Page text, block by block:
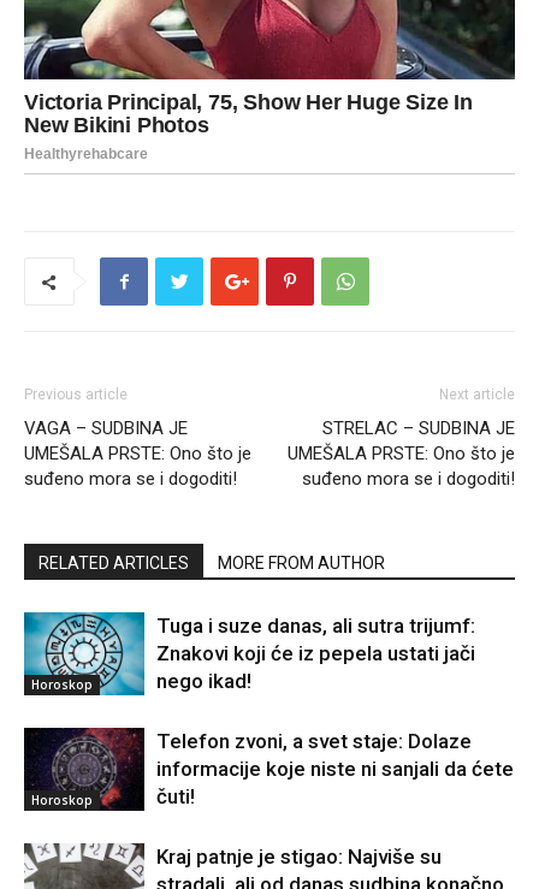
Previous article
VAGA – SUDBINA JE
UMEŠALA PRSTE: Ono što je
suđeno mora se i dogoditi!
Next article
STRELAC – SUDBINA JE
UMEŠALA PRSTE: Ono što je
suđeno mora se i dogoditi!
RELATED ARTICLES MORE FROM AUTHOR
Horoskop
Tuga i suze danas, ali sutra trijumf:
Znakovi koji će iz pepela ustati jači
nego ikad!
Horoskop
Telefon zvoni, a svet staje: Dolaze
informacije koje niste ni sanjali da ćete
čuti!
Kraj patnje je stigao: Najviše su